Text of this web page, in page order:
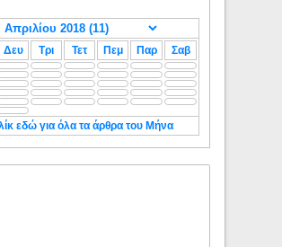
Δευ Τρι Τετ Πεμ Παρ Σαβ
εδώ για όλα τα άρθρα του Μήνα